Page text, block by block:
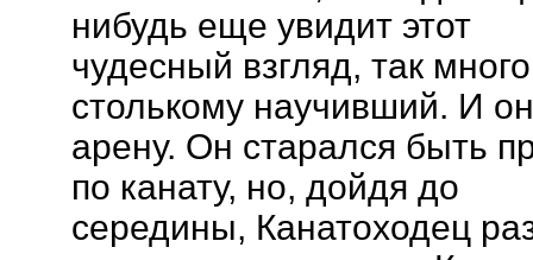
нибудь еще увидит этот
чудесный взгляд, так
столькому научивший. И
арену. Он старался быть
по канату, но, дойдя до
середины, Канатоходец